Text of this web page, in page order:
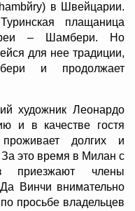
в Швейцарии.
плащаница
– Шамбери. Но
для нее традиции,
и продолжает
художник Леонардо
и в качестве гостя
долгих и
это время в Милан с
приезжают члены
Винчи внимательно
просьбе владельцев